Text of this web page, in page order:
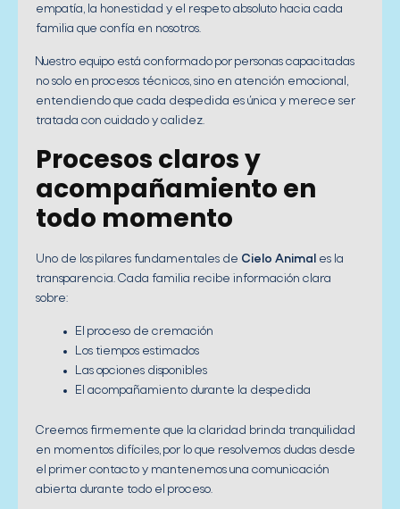
empatía, la honestidad y el respeto absoluto hacia cada
familia que confía en nosotros.
Nuestro equipo está conformado por personas capacitadas
no solo en procesos técnicos, sino en atención emocional,
entendiendo que cada despedida es única y merece ser
tratada con cuidado y calidez.
Procesos claros y
acompañamiento en
todo momento
Uno de los pilares fundamentales de Cielo Animal es la
transparencia. Cada familia recibe información clara
sobre:
El proceso de cremación
Los tiempos estimados
Las opciones disponibles
El acompañamiento durante la despedida
Creemos firmemente que la claridad brinda tranquilidad
en momentos difíciles, por lo que resolvemos dudas desde
el primer contacto y mantenemos una comunicación
abierta durante todo el proceso.